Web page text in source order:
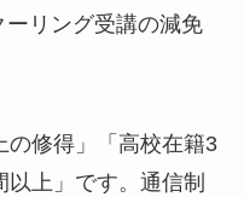
リング受講の減免
の修得」「高校在籍3
上」です。通信制